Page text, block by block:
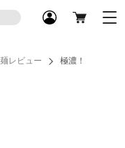
レビュー 極濃！